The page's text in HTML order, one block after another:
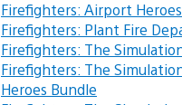
Firefighters: Airport Heroes
Firefighters: Plant Fire
Firefighters: The
Firefighters: The
Heroes Bundle